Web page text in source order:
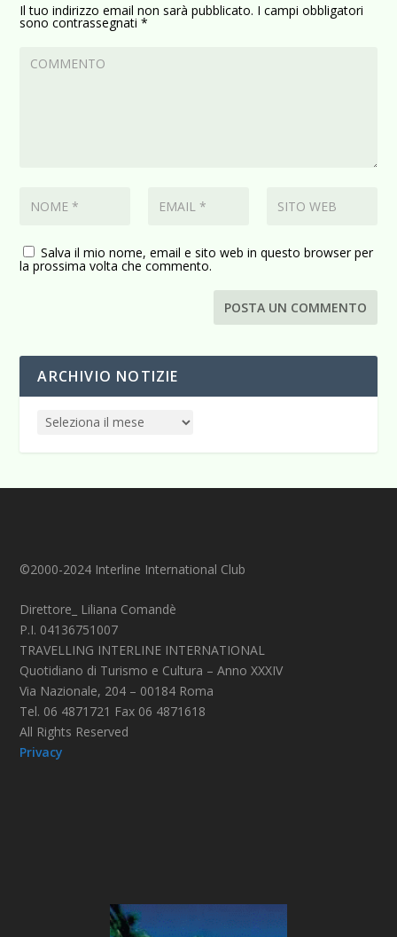
Il tuo indirizzo email non sarà pubblicato. I campi obbligatori
sono contrassegnati*
Salva il mio nome, email e sito web in questo browser per
la prossima volta che commento.
ARCHIVIO NOTIZIE
©2000-2024 Interline International Club
Direttore_ Liliana Comandè
P.I. 04136751007
TRAVELLING INTERLINE INTERNATIONAL
Quotidiano di Turismo e Cultura – Anno XXXIV
Via Nazionale, 204 – 00184 Roma
Tel. 06 4871721 Fax 06 4871618
All Rights Reserved
Privacy